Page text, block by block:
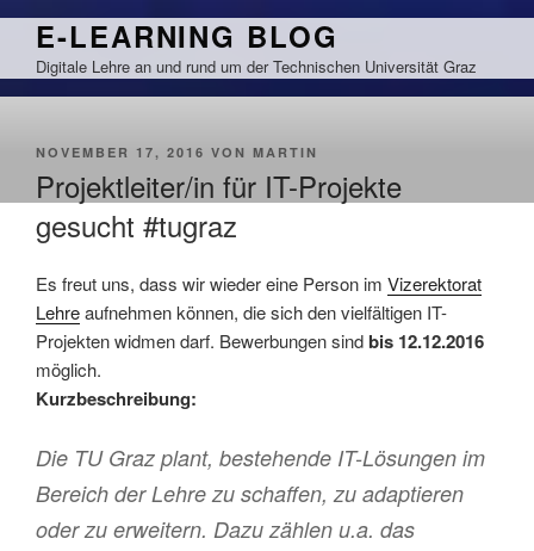
Zum
springen
E-LEARNING BLOG
Digitale Lehre an und rund um der Technischen Universität Graz
VERÖFFENTLICHT
NOVEMBER 17, 2016 VON MARTIN
Projektleiter/in für IT-Projekte
gesucht #tugraz
Es freut uns, dass wir wieder eine Person im Vizerektorat
Lehreaufnehmen können, die sich den vielfältigen IT-
Projekten widmen darf. Bewerbungen sindbis 12.12.2016
möglich.
Kurzbeschreibung:
Die TU Graz plant, bestehende IT-Lösungen im
Bereich der Lehre zu schaffen, zu adaptieren
oder zu erweitern. Dazu zählen u.a. das